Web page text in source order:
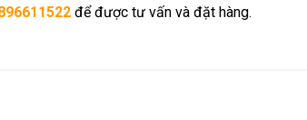
2 để được tư vấn và đặt hàng.